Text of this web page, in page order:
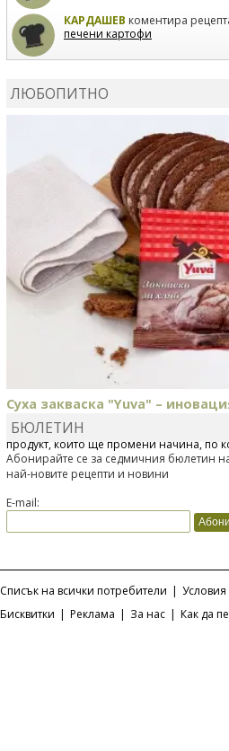
КАРДАШЕВ коментира
печени картофи
ЛЮБОПИТНО
Суха закваска "Yuva" –
Отскоро Лесафр България стартира
продукт, който ще промени начина, по
БЮЛЕТИН
Абонирайте се за седмичния бюлетин
най-новите рецепти и новини
E-mail:
Списък на всички потребители | Условия
Бисквитки | Реклама | За нас | Как да